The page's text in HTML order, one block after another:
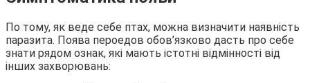
По тому, як веде себе птах, можна визначити наявність
паразита. Поява пероедов обов’язково дасть про себе
знати рядом ознак, які мають істотні відмінності від
інших захворювань: